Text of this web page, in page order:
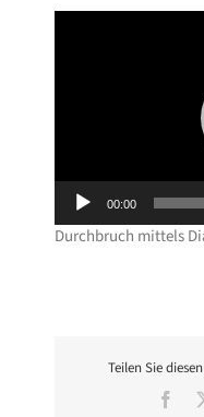
00:00
Durchbruch mittels
Teilen Sie